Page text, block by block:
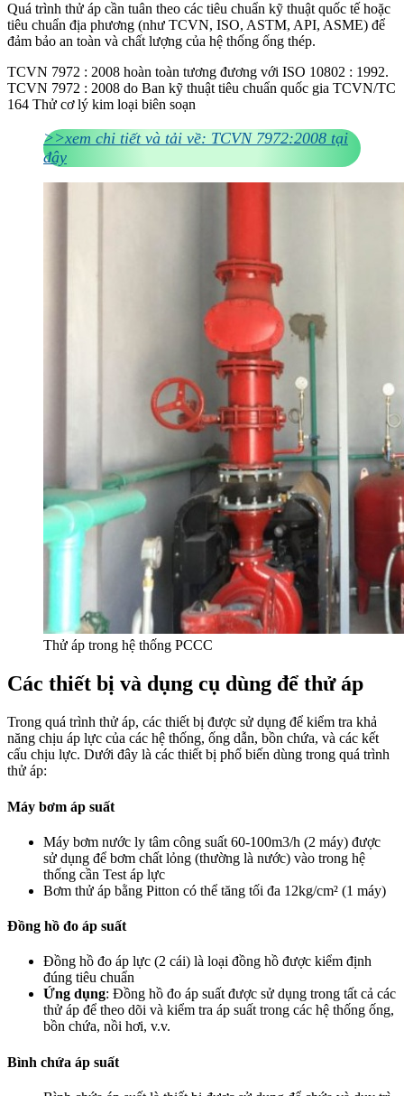
Quá trình thử áp cần tuân theo các tiêu chuẩn kỹ thuật quốc tế hoặc
tiêu chuẩn địa phương (như TCVN, ISO, ASTM, API, ASME) để
đảm bảo an toàn và chất lượng của hệ thống ống thép.
TCVN 7972 : 2008 hoàn toàn tương đương với ISO 10802 : 1992.
TCVN 7972 : 2008 do Ban kỹ thuật tiêu chuẩn quốc gia TCVN/TC
164 Thử cơ lý kim loại biên soạn
>>xem chi tiết và tải về: TCVN 7972:2008 tại
đây
Thử áp trong hệ thống PCCC
Các thiết bị và dụng cụ dùng để thử áp
Trong quá trình thử áp, các thiết bị được sử dụng để kiểm tra khả
năng chịu áp lực của các hệ thống, ống dẫn, bồn chứa, và các kết
cấu chịu lực. Dưới đây là các thiết bị phổ biến dùng trong quá trình
thử áp:
Máy bơm áp suất
Máy bơm nước ly tâm công suất 60-100m3/h (2 máy) được
sử dụng để bơm chất lỏng (thường là nước) vào trong hệ
thống cần Test áp lực
Bơm thử áp bằng Pitton có thể tăng tối đa 12kg/cm² (1 máy)
Đồng hồ đo áp suất
Đồng hồ đo áp lực (2 cái) là loại đồng hồ được kiểm định
đúng tiêu chuẩn
Ứng dụng: Đồng hồ đo áp suất được sử dụng trong tất cả các
thử áp để theo dõi và kiểm tra áp suất trong các hệ thống ống,
bồn chứa, nồi hơi, v.v.
Bình chứa áp suất